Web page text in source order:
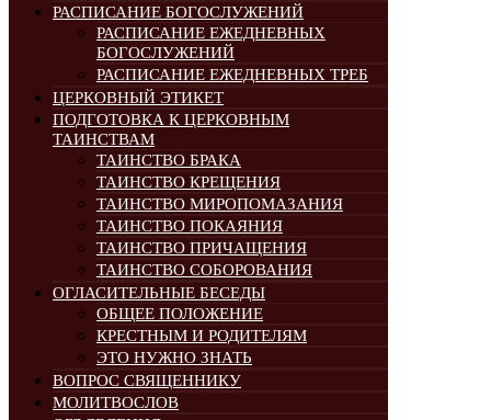
РАСПИСАНИЕ БОГОСЛУЖЕНИЙ
РАСПИСАНИЕ ЕЖЕДНЕВНЫХ
БОГОСЛУЖЕНИЙ
РАСПИСАНИЕ ЕЖЕДНЕВНЫХ ТРЕБ
ЦЕРКОВНЫЙ ЭТИКЕТ
ПОДГОТОВКА К ЦЕРКОВНЫМ
ТАИНСТВАМ
ТАИНСТВО БРАКА
ТАИНСТВО КРЕЩЕНИЯ
ТАИНСТВО МИРОПОМАЗАНИЯ
ТАИНСТВО ПОКАЯНИЯ
ТАИНСТВО ПРИЧАЩЕНИЯ
ТАИНСТВО СОБОРОВАНИЯ
ОГЛАСИТЕЛЬНЫЕ БЕСЕДЫ
ОБЩЕЕ ПОЛОЖЕНИЕ
КРЕСТНЫМ И РОДИТЕЛЯМ
ЭТО НУЖНО ЗНАТЬ
ВОПРОС СВЯЩЕННИКУ
МОЛИТВОСЛОВ